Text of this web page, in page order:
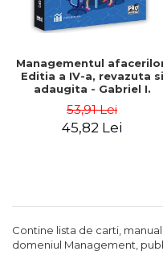
Managementul
Editia a IV-a, revazuta si
adaugita - Gabriel I.
53,91 Lei
45,82 Lei
Contine lista de carti,
domeniul Management,